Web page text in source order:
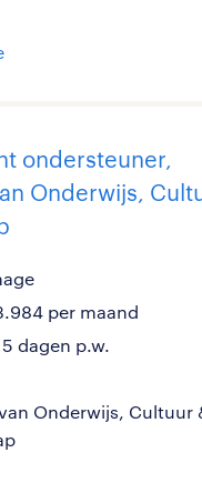
ondersteuner,
Onderwijs,
per maand
dagen p.w.
Onderwijs, Cultuur